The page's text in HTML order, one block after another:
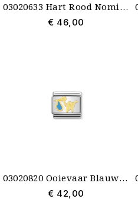
03020633 Hart Rood Nomination schakel emaille met goud voorheen 03020721
€ 46,00
03020820 Ooievaar Blauw Emaille Nomination
€ 42,00